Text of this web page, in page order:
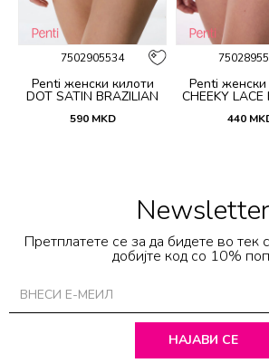
7502905534
Penti женски килоти
DOT SATIN BRAZILIAN
590 MKD
Penti женски
CHEEKY LACE
440
Newsletter
Претплатете се за да бидете во тек
добијте код со 10%
НАЈАВИ СЕ